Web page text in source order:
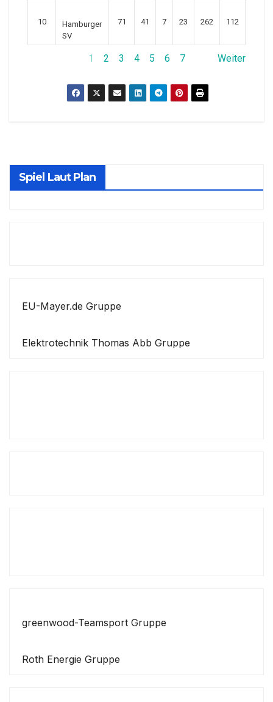
10
Hamburger
SV
71 41 7 23 262 112
1 2 3 4 5 6 7 Weiter
Spiel Laut Plan
EU-Mayer.de Gruppe
Elektrotechnik Thomas Abb Gruppe
greenwood-Teamsport Gruppe
Roth Energie Gruppe